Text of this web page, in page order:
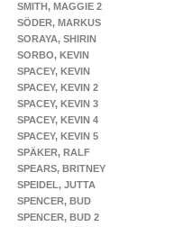
SMITH, MAGGIE 2
SÖDER, MARKUS
SORAYA, SHIRIN
SORBO, KEVIN
SPACEY, KEVIN
SPACEY, KEVIN 2
SPACEY, KEVIN 3
SPACEY, KEVIN 4
SPACEY, KEVIN 5
SPÄKER, RALF
SPEARS, BRITNEY
SPEIDEL, JUTTA
SPENCER, BUD
SPENCER, BUD 2